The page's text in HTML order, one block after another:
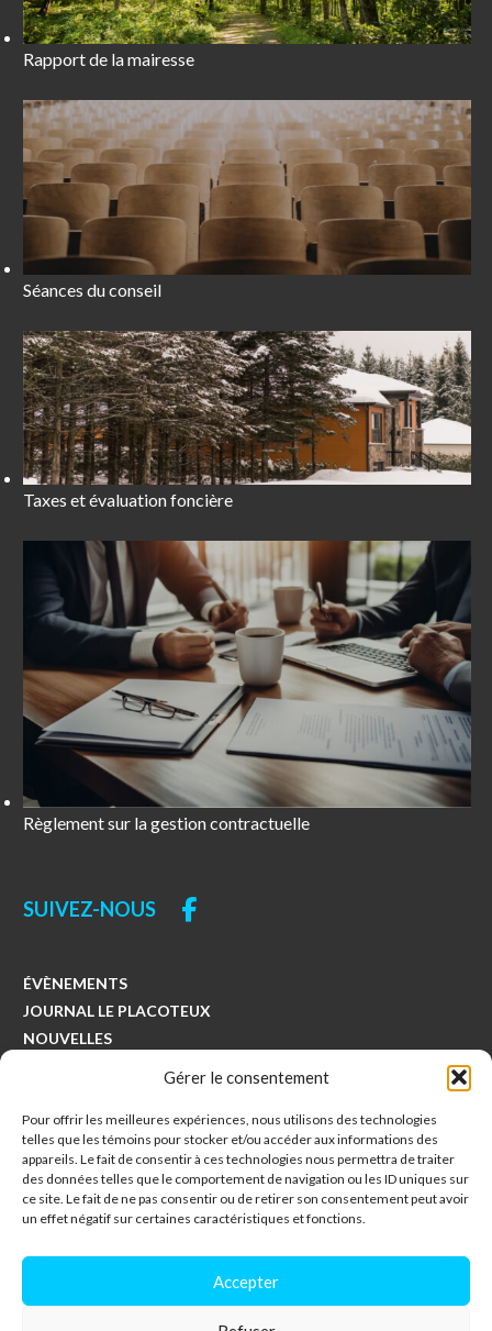
Gérer le consentement
Pour offrir les meilleures expériences, nous utilisons des technologies
telles que les témoins pour stocker et/ou accéder aux informations des
appareils. Le fait de consentir à ces technologies nous permettra de traiter
des données telles que le comportement de navigation ou les ID uniques sur
ce site. Le fait de ne pas consentir ou de retirer son consentement peut avoir
un effet négatif sur certaines caractéristiques et fonctions.
Accepter
Rapport de la mairesse
Séances du conseil
Taxes et évaluation foncière
Règlement sur la gestion contractuelle
SUIVEZ-NOUS
ÉVÈNEMENTS
JOURNAL LE PLACOTEUX
NOUVELLES
Municipalité de Saints-Anges
494, avenue Principale
Saints-Anges, Québec
G0S 3E0
418-253-5230
info@saintsanges.com